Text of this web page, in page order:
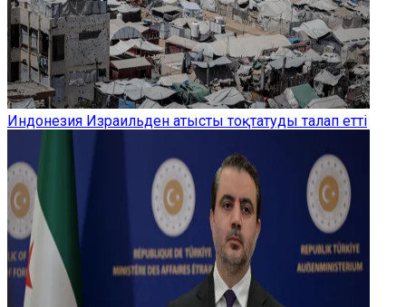
Индонезия Израильден атысты тоқтатуды талап етті